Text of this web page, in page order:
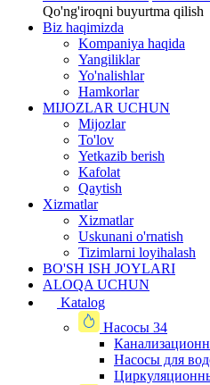
Qo'ng'iroqni buyurtma qilish
Biz haqimizda
Kompaniya haqida
Yangiliklar
Yo'nalishlar
Hamkorlar
MIJOZLAR UCHUN
Mijozlar
To'lov
Yetkazib berish
Kafolat
Qaytish
Xizmatlar
Xizmatlar
Uskunani o'rnatish
Tizimlarni loyihalash
BO'SH ISH JOYLARI
ALOQA UCHUN
Katalog
Насосы 34
Насосы для